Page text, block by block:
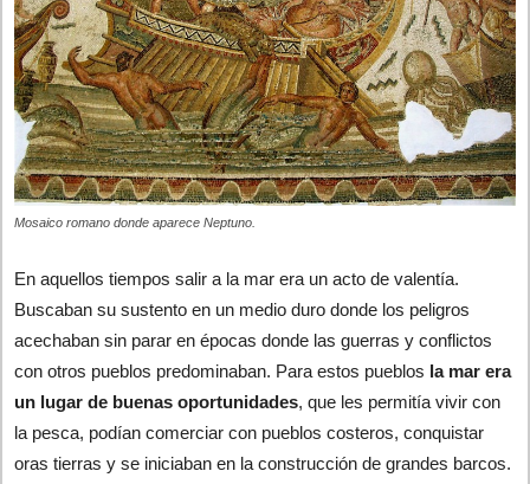
Mosaico romano donde aparece Neptuno.
En aquellos tiempos salir a la mar era un acto de valentía.
Buscaban su sustento en un medio duro donde los peligros
acechaban sin parar en épocas donde las guerras y conflictos
con otros pueblos predominaban. Para estos pueblos la mar era
un lugar de buenas oportunidades, que les permitía vivir con
la pesca, podían comerciar con pueblos costeros, conquistar
oras tierras y se iniciaban en la construcción de grandes barcos.